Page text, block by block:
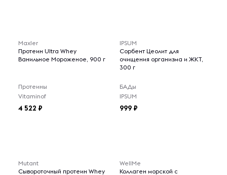
Maxler
Протеин Ultra Whey
Ванильное Мороженое, 900 г
Протеины
Vitaminof
4 522
IPSUM
Сорбент Цеолит для
очищения организма и ЖКТ,
300 г
БАДы
IPSUM
999
Mutant
Сывороточный протеин Whey
WellMe
Коллаген морской с